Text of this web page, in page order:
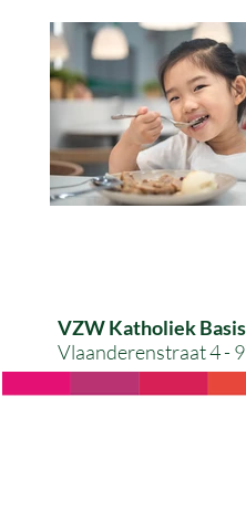
VZW Katholiek
Vlaanderenstraat 4 -